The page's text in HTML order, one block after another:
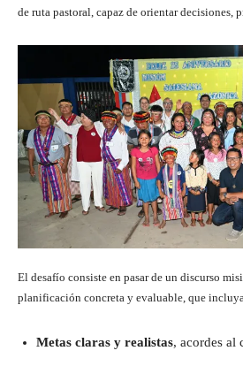
de ruta pastoral, capaz de orientar decisiones,
El desafío consiste en pasar de un discurso
planificación concreta y evaluable, que
Metas claras y realistas, acordes al